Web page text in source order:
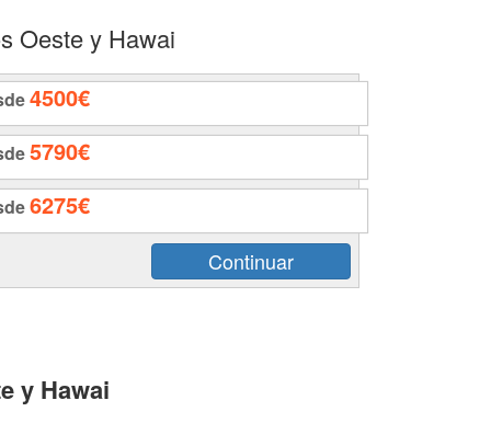
Oeste y Hawai
4500€
5790€
6275€
y Hawai